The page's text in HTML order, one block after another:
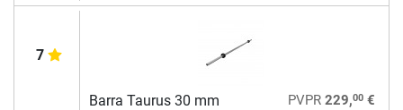
7
Barra Taurus 30 mm
PVPR 229,00€